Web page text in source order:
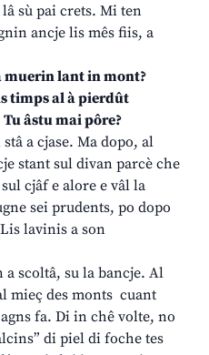
sù pai crets. Mi ten
ancje lis mês fiis, a
muerin lant in mont?
timps al à pierdût
âstu mai pôre?
a cjase. Ma dopo, al
stant sul divan parcè che
cjâf e alore e vâl la
sei prudents, po dopo
lavinis a son
scoltâ, su la bancje. Al
mieç des monts cuant
fa. Di in chê volte, no
di piel di foche tes